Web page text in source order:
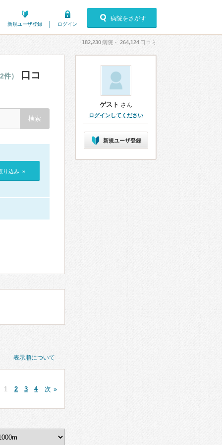
新規ユーザ登録 ログイン
病院をさがす
182,230病院・ 264,124 口コミ
件） 口コ
り込み »
表示順について
1 2 3 4 次 »
ゲスト さん
ログインしてください
新規ユーザ登録